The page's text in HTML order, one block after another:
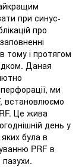
при синус-
про
тому і протягом
Даная
ми
встановлюємо
Це жива
день у
була в
PRF в